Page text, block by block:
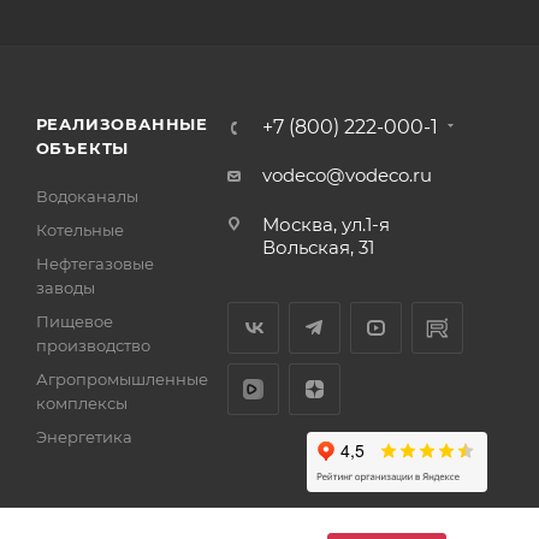
РЕАЛИЗОВАННЫЕ
ОБЪЕКТЫ
Водоканалы
Котельные
Нефтегазовые
заводы
Пищевое
производство
Агропромышленные
комплексы
Энергетика
+7 (800) 222-000-1
vodeco@vodeco.ru
Москва, ул.1-я
Вольская, 31